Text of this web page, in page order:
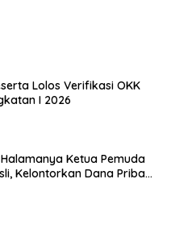
Lolos Verifikasi OKK
I 2026
Ketua Pemuda
Kelontorkan Dana Pribadi